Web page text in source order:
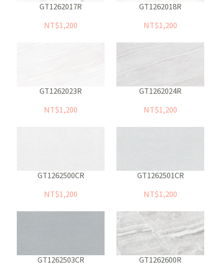
GT1262017R
NT$1,200
GT1262018R
NT$1,200
GT1262023R
NT$1,200
GT1262024R
NT$1,200
GT1262500CR
NT$1,200
GT1262501CR
NT$1,200
GT1262503CR
GT1262600R